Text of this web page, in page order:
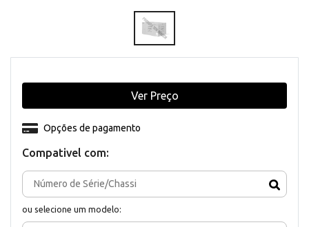
Compativel com:
ou selecione um modelo:
Opções de pagamento
Ver Preço